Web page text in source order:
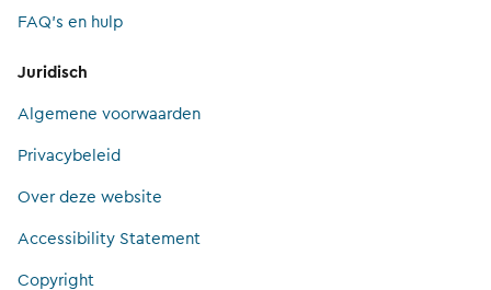
FAQ's en hulp
Juridisch
Algemene voorwaarden
Privacybeleid
Over deze website
Accessibility Statement
Copyright